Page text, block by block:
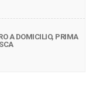
A DOMICILIO, PRIMA